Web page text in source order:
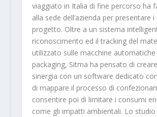
viaggiato in Italia di fine percorso ha
alla sede dell’azienda per presentare
progetto. Oltre a un sistema
riconoscimento ed il tracking del
utilizzato sulle macchine automatiche
packaging, Sitma ha pensato di
sinergia con un software dedicato
di mappare il processo di
consentire poi di limitare i consumi
come gli impatti ambientali. Lo